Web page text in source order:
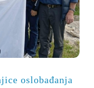
oslobađanja